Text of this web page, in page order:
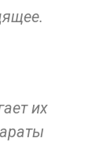
их